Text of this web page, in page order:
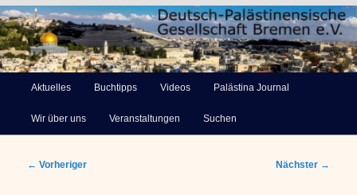
Deutsch-Palästinensische
Zum
primären
Aktuelles Buchtipps Videos Palästina Journal
Wir über uns Veranstaltungen Suchen
Beitragsnavigation
← Vorheriger Nächster →